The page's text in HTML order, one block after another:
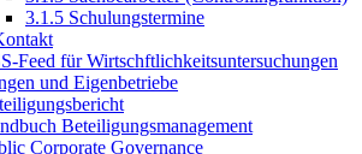
3.1.5 Schulungstermine
Feed für Wirtschftlichkeitsuntersuchungen
und Eigenbetriebe
Beteiligungsmanagement
Corporate Governance